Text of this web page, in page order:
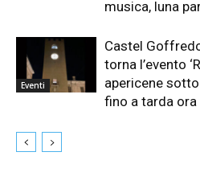
musica, luna
Eventi
Castel
torna l’evento
apericene
fino a tarda